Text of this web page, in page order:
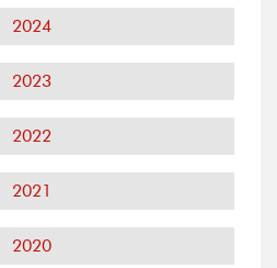
2024
2023
2022
2021
2020